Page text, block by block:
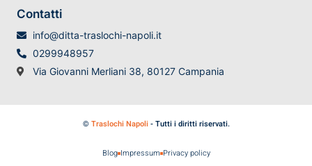
Contatti
info@ditta-traslochi-napoli.it
0299948957
Via Giovanni Merliani 38, 80127 Campania
© Traslochi Napoli- Tutti i diritti riservati.
Blog Impressum Privacy policy